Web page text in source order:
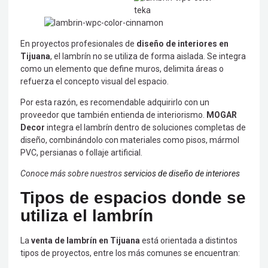
En proyectos profesionales de diseño de interiores en
Tijuana, el lambrín no se utiliza de forma aislada. Se integra
como un elemento que define muros, delimita áreas o
refuerza el concepto visual del espacio.
Por esta razón, es recomendable adquirirlo con un
proveedor que también entienda de interiorismo.
MOGAR
Decor integra el lambrín dentro de soluciones completas de
diseño, combinándolo con materiales como pisos, mármol
PVC, persianas o follaje artificial.
Conoce más sobre nuestrosservicios de diseño de interiores
Tipos de espacios donde se
utiliza el lambrín
La venta de lambrín en Tijuana está orientada a distintos
tipos de proyectos, entre los más comunes se encuentran: